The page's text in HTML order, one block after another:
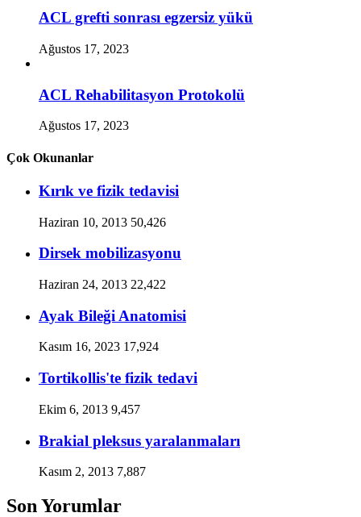
ACL grefti sonrası egzersiz yükü
Ağustos 17, 2023
ACL Rehabilitasyon Protokolü
Ağustos 17, 2023
Çok Okunanlar
Kırık ve fizik tedavisi
Haziran 10, 2013 50,426
Dirsek mobilizasyonu
Haziran 24, 2013 22,422
Ayak Bileği Anatomisi
Kasım 16, 2023 17,924
Tortikollis'te fizik tedavi
Ekim 6, 2013 9,457
Brakial pleksus yaralanmaları
Kasım 2, 2013 7,887
Son Yorumlar